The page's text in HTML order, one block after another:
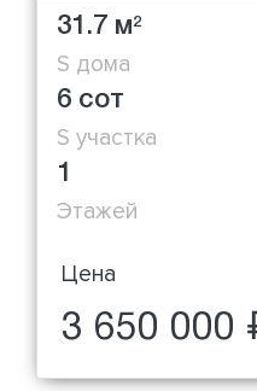
31.7 м2
S дома
6 сот
S участка
1
Этажей
Цена
3 650 000